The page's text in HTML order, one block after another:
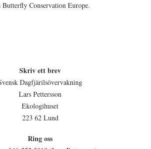
Butterfly Conservation Europe.
Skriv ett brev
Dagfjärilsövervakning
Lars Pettersson
Ekologihuset
223 62 Lund
Ring oss